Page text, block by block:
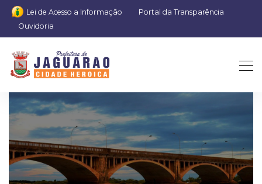
Lei de Acesso a Informação
Portal da Transparência
Ouvidoria